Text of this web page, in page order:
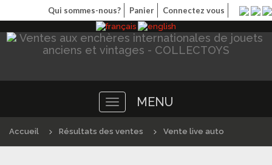
Qui sommes-nous? Panier Connectez vous
Toggle
navigation
MENU
Accueil Résultats des ventes Vente live auto